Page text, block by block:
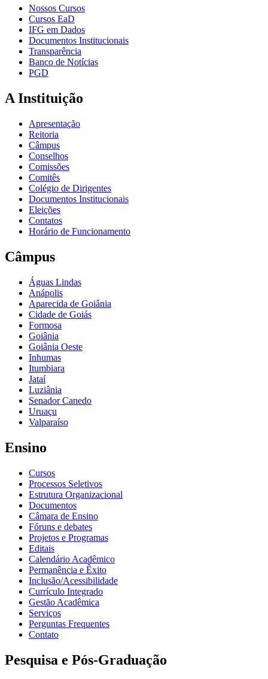
Nossos Cursos
Cursos EaD
IFG em Dados
Documentos Institucionais
Transparência
Banco de Notícias
PGD
A Instituição
Apresentação
Reitoria
Câmpus
Conselhos
Comissões
Comitês
Colégio de Dirigentes
Documentos Institucionais
Eleições
Contatos
Horário de Funcionamento
Câmpus
Águas Lindas
Anápolis
Aparecida de Goiânia
Cidade de Goiás
Formosa
Goiânia
Goiânia Oeste
Inhumas
Itumbiara
Jataí
Luziânia
Senador Canedo
Uruaçu
Valparaíso
Ensino
Cursos
Processos Seletivos
Estrutura Organizacional
Documentos
Câmara de Ensino
Fóruns e debates
Projetos e Programas
Editais
Calendário Acadêmico
Permanência e Êxito
Inclusão/Acessibilidade
Currículo Integrado
Gestão Acadêmica
Serviços
Perguntas Frequentes
Contato
Pesquisa e Pós-Graduação